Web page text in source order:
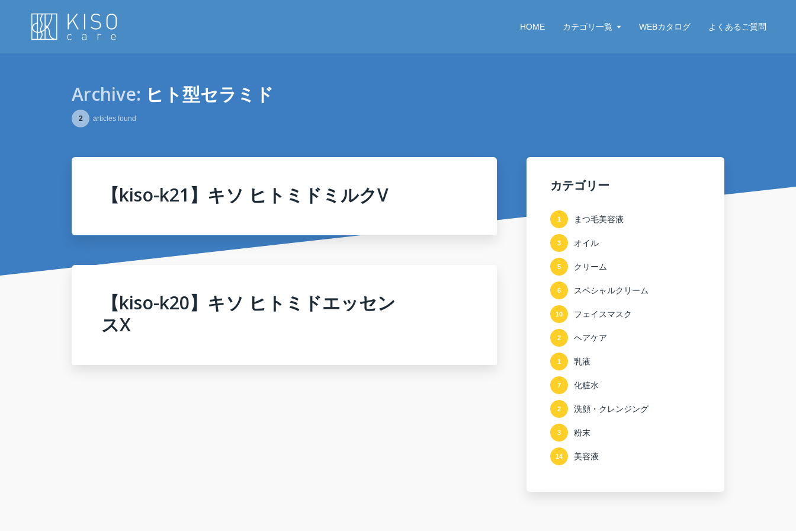
HOME カテゴリ一覧 WEBカタログ よくあるご質問
Archive: ヒト型セラミド
2 articles found
【kiso-k21】キソ ヒトミドミルクV
【kiso-k20】キソ ヒトミドエッセン
スX
カテゴリー
まつ毛美容液
1
オイル
3
クリーム
5
スペシャルクリーム
6
フェイスマスク
10
ヘアケア
2
乳液
1
化粧水
7
洗顔・クレンジング
2
粉末
3
美容液
14